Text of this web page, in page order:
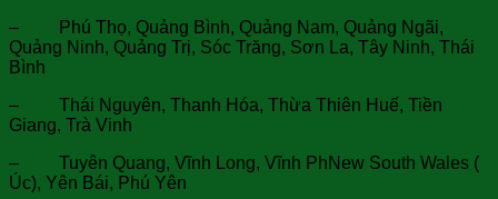
– Phú Thọ, Quảng Bình, Quảng Nam, Quảng Ngãi,
Quảng Ninh, Quảng Trị, Sóc Trăng, Sơn La, Tây Ninh, Thái
Bình
– Thái Nguyên, Thanh Hóa, Thừa Thiên Huế, Tiền
Giang, Trà Vinh
– Tuyên Quang, Vĩnh Long, Vĩnh PhNew South Wales (
Úc), Yên Bái, Phú Yên